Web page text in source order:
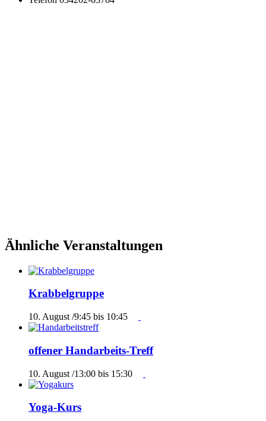
Ähnliche Veranstaltungen
Krabbelgruppe
10. August /9:45 bis 10:45
offener Handarbeits-Treff
10. August /13:00 bis 15:30
Yoga-Kurs